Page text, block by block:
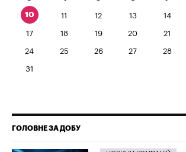
10 11 12 13 14
17 18 19 20 21
24 25 26 27 28
31
ГОЛОВНЕ ЗА ДОБУ